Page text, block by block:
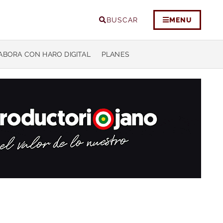
BUSCAR MENU
CON HARO DIGITAL PLANES